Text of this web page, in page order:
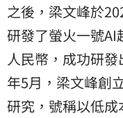
之後，梁文峰於
研發了螢火一號AI
人民幣，成功研
年5月，梁文峰創
研究，號稱以低